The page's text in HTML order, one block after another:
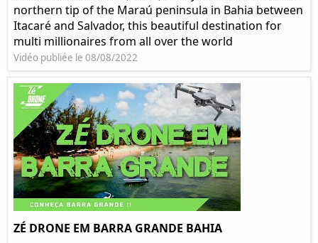
northern tip of the Maraú peninsula in Bahia between
Itacaré and Salvador, this beautiful destination for
multi millionaires from all over the world
Vidéo publiée le 08/08/2022
ZÉ DRONE EM BARRA GRANDE BAHIA